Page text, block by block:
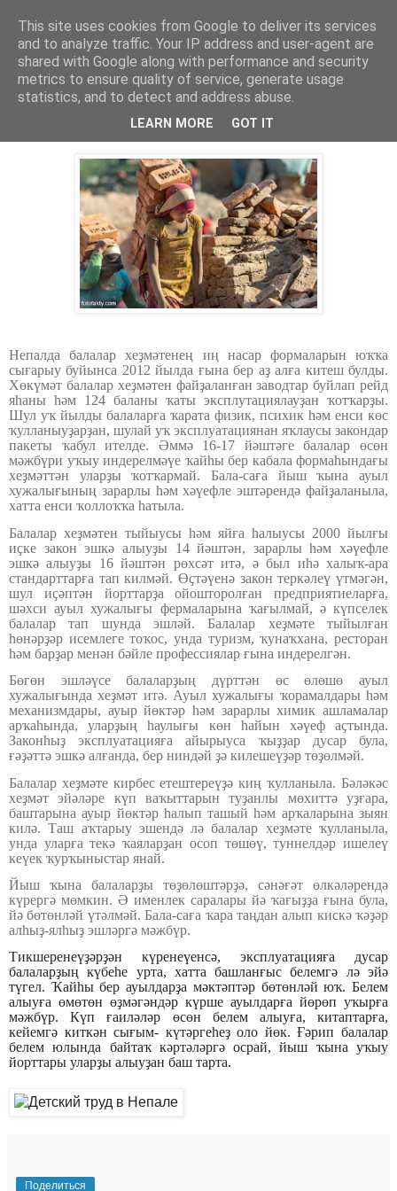
Хәбәрҙәр
суббота, 14 февраля 2015 г.
Непалда балалар хеҙмәте.
Непалда балалар хеҙмәтенең иң насар формаларын юҡҡа
сығарыу буйынса 2012 йылда ғына бер аҙ алға китеш булды.
Хөкүмәт балалар хеҙмәтен файҙаланған заводтар буйлап рейд
яһаны һәм 124 баланы ҡаты эксплутациялауҙан ҡотҡарҙы.
Шул уҡ йылды балаларға ҡарата физик, психик һәм енси көс
ҡулланыуҙарҙан, шулай уҡ эксплуатациянан яҡлаусы закондар
пакеты ҡабул ителде. Әммә 16-17 йәштәге балалар өсөн
мәжбүри уҡыу индерелмәүе ҡайһы бер кабала формаһындағы
хеҙмәттән уларҙы ҡотҡармай. Бала-саға йыш ҡына ауыл
хужалығының зарарлы һәм хәүефле эштәрендә файҙаланыла,
хатта енси ҡоллоҡҡа һатыла.
Балалар хеҙмәтен тыйыусы һәм яйға һалыусы 2000 йылғы
иҫке закон эшкә алыуҙы 14 йәштән, зарарлы һәм хәүефле
эшкә алыуҙы 16 йәштән рөхсәт итә, ә был иһә халыҡ-ара
стандарттарға тап килмәй. Өҫтәүенә закон теркәлеү үтмәгән,
шул иҫәптән йорттарҙа ойошторолған предприятиеларға,
шәхси ауыл хужалығы фермаларына ҡағылмай, ә күпселек
балалар тап шунда эшләй. Балалар хеҙмәте тыйылған
һөнәрҙәр исемлеге тоҡос, унда туризм, ҡунаҡхана, ресторан
һәм барҙар менән бәйле профессиялар ғына индерелгән.
Бөгөн эшләүсе балаларҙың дүрттән өс өлөшө ауыл
хужалығында хеҙмәт итә. Ауыл хужалығы ҡорамалдары һәм
механизмдары, ауыр йөктәр һәм зарарлы химик ашламалар
арҡаһында, уларҙың һаулығы көн һайын хәүеф аҫтында.
Законһыҙ эксплуатацияға айырыуса ҡыҙҙар дусар була,
ғәҙәттә эшкә алғанда, бер ниндәй ҙә килешеүҙәр төҙөлмәй.
Балалар хеҙмәте кирбес етештереүҙә киң ҡулланыла. Бәләкәс
хеҙмәт эйәләре күп ваҡыттарын туҙанлы мөхиттә уҙғара,
баштарына ауыр йөктәр һалып ташый һәм арҡаларына зыян
килә. Таш аҡтарыу эшендә лә балалар хеҙмәте ҡулланыла,
унда уларға текә ҡаяларҙан осоп төшөү, туннелдәр ишелеү
кеүек ҡурҡыныстар янай.
Йыш ҡына балаларҙы төҙөлөштәрҙә, сәнәғәт өлкәләрендә
күрергә мөмкин. Ә именлек саралары йә ҡағыҙҙа ғына була,
йә бөтөнләй үтәлмәй. Бала-саға ҡара таңдан алып кискә ҡәҙәр
алһыҙ-ялһыҙ эшләргә мәжбүр.
Тикшеренеүҙәрҙән күренеүенсә, эксплуатацияға дусар
балаларҙың күбеһе урта, хатта башланғыс белемгә лә эйә
түгел. Ҡайһы бер ауылдарҙа мәктәптәр бөтөнләй юҡ. Белем
алыуға өмөтөн өҙмәгәндәр күрше ауылдарға йөрөп уҡырға
мәжбүр. Күп ғаиләләр өсөн белем алыуға, китаптарға,
кейемгә киткән сығым- күтәргеһеҙ оло йөк. Ғәрип балалар
белем юлында байтаҡ кәртәләргә осрай, йыш ҡына уҡыу
йорттары уларҙы алыуҙан баш тарта.
Поделиться
This site uses cookies from Google to deliver its services
and to analyze traffic. Your IP address and user-agent are
shared with Google along with performance and security
metrics to ensure quality of service, generate usage
statistics, and to detect and address abuse.
LEARN MORE GOT IT